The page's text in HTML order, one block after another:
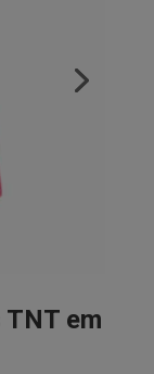
em